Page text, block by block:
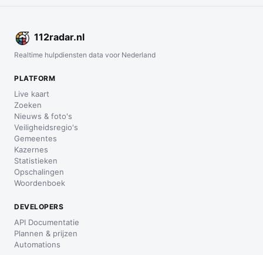
112radar.nl
Realtime hulpdiensten data voor Nederland
PLATFORM
Live kaart
Zoeken
Nieuws & foto's
Veiligheidsregio's
Gemeentes
Kazernes
Statistieken
Opschalingen
Woordenboek
DEVELOPERS
API Documentatie
Plannen & prijzen
Automations